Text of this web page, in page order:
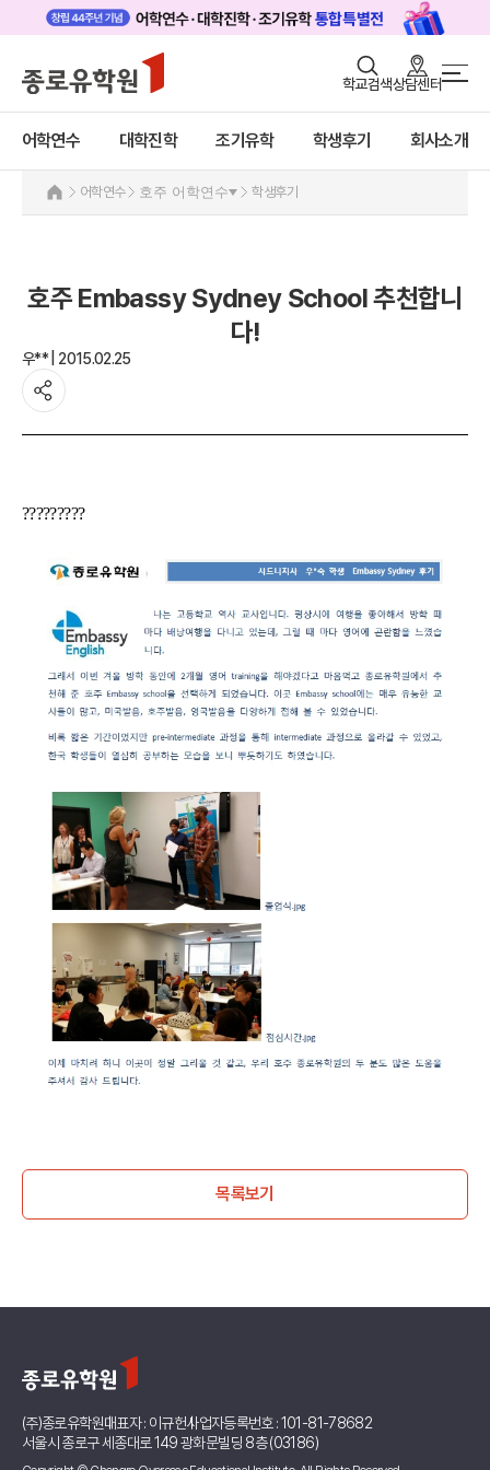
학교검색상담센터
어학연수 대학진학 조기유학 학생후기 회사소개
로그인 회원가입
어학연수
대학진학
조기/캠프
유학가이드
종로유학원
미국
캐나다
영국
호주
과정소개
프로그램
몰타
어학연수 호주 어학연수 학생후기
호주 Embassy Sydney School 추천합니
다!
우** | 2015.02.25
?????????
목록보기
(주)종로유학원대표자 : 이규헌사업자등록번호 : 101-81-78682
서울시 종로구 세종대로 149 광화문빌딩 8층 (03186)